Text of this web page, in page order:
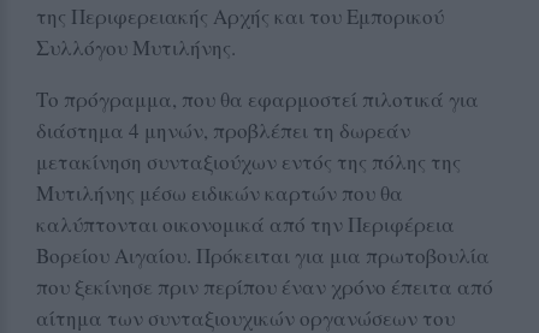
της Περιφερειακής Αρχής και του Εμπορικού
Συλλόγου Μυτιλήνης.
Το πρόγραμμα, που θα εφαρμοστεί πιλοτικά για
διάστημα 4 μηνών, προβλέπει τη δωρεάν
μετακίνηση συνταξιούχων εντός της πόλης της
Μυτιλήνης μέσω ειδικών καρτών που θα
καλύπτονται οικονομικά από την Περιφέρεια
Βορείου Αιγαίου. Πρόκειται για μια πρωτοβουλία
που ξεκίνησε πριν περίπου έναν χρόνο έπειτα από
αίτημα των συνταξιουχικών οργανώσεων του